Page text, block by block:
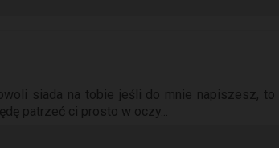
siada na tobie jeśli do mnie napiszesz, to
patrzeć ci prosto w oczy...